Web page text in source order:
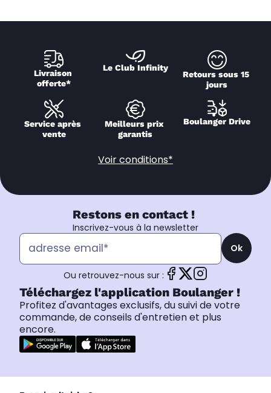
Livraison
offerte*
Le Club Infinity
Retours sous 15
jours
Service après
vente
Meilleurs prix
garantis
Boulanger Drive
Voir conditions*
Restons en contact !
Inscrivez-vous à la newsletter
Ok
Ou retrouvez-nous sur :
Téléchargez l'application Boulanger !
Profitez d'avantages exclusifs, du suivi de votre
commande, de conseils d'entretien et plus
encore.